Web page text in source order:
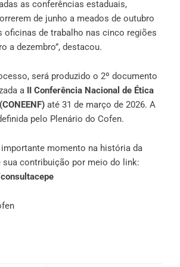
as conferências estaduais,
de junho a meados de outubro
oficinas de trabalho nas cinco regiões
a dezembro”, destacou.
será produzido o 2º documento
a II Conferência Nacional de Ética
até 31 de março de 2026. A
pelo Plenário do Cofen.
importante momento na história da
sua contribuição por meio do link: